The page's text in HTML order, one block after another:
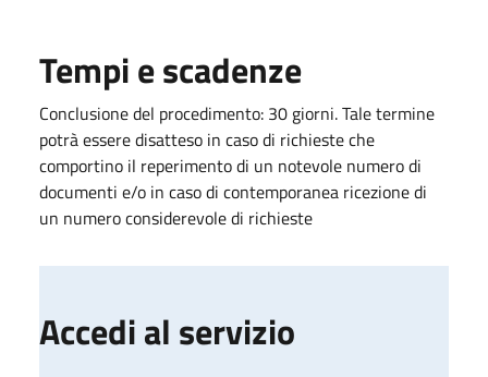
Tempi e scadenze
Conclusione del procedimento: 30 giorni. Tale termine
potrà essere disatteso in caso di richieste che
comportino il reperimento di un notevole numero di
documenti e/o in caso di contemporanea ricezione di
un numero considerevole di richieste
Accedi al servizio